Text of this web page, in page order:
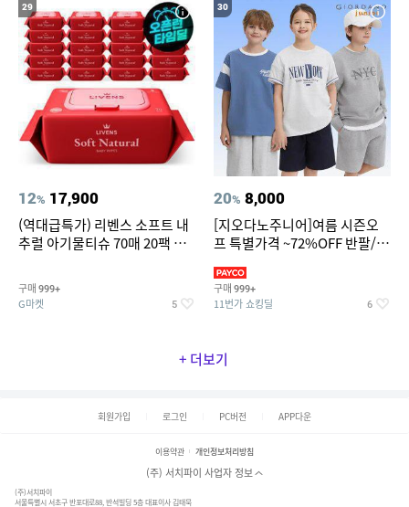
29
12% 17,900
(역대급특가) 리벤스 소프트 내
추럴 아기물티슈 70매 20팩 캡
구매 999+
G마켓 5
30
20% 8,000
[지오다노주니어]여름 시즌오
프 특별가격 ~72%OFF 반팔/반
구매 999+
11번가 쇼킹딜 6
+ 더보기
회원가입 로그인 PC버전 APP다운
이용약관 개인정보처리방침
(주) 서치파이 사업자 정보
(주)서치파이
서울특별시 서초구 반포대로88, 반석빌딩 5층 대표이사 김태묵